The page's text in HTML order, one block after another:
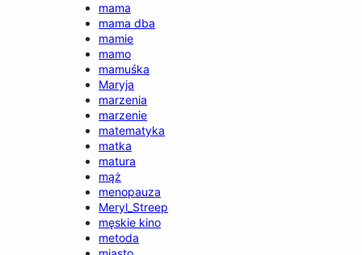
mama
mama dba
mamie
mamo
mamuśka
Maryja
marzenia
marzenie
matematyka
matka
matura
mąż
menopauza
Meryl_Streep
męskie kino
metoda